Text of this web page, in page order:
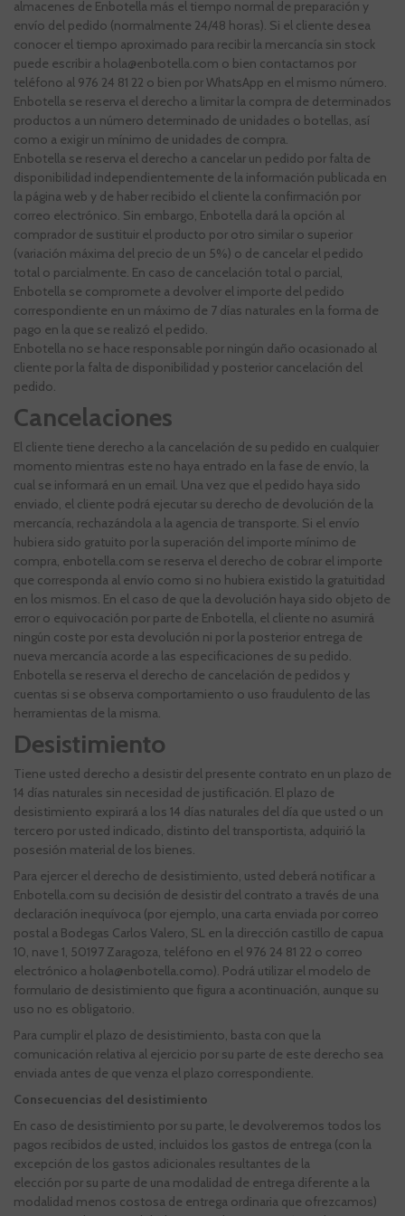
almacenes de Enbotella más el tiempo normal de preparación y
envío del pedido (normalmente 24/48 horas). Si el cliente desea
conocer el tiempo aproximado para recibir la mercancía sin stock
puede escribir a hola@enbotella.com o bien contactarnos por
teléfono al 976 24 81 22 o bien por WhatsApp en el mismo número.
Enbotella se reserva el derecho a limitar la compra de determinados
productos a un número determinado de unidades o botellas, así
como a exigir un mínimo de unidades de compra.
Enbotella se reserva el derecho a cancelar un pedido por falta de
disponibilidad independientemente de la información publicada en
la página web y de haber recibido el cliente la confirmación por
correo electrónico. Sin embargo, Enbotella dará la opción al
comprador de sustituir el producto por otro similar o superior
(variación máxima del precio de un 5%) o de cancelar el pedido
total o parcialmente. En caso de cancelación total o parcial,
Enbotella se compromete a devolver el importe del pedido
correspondiente en un máximo de 7 días naturales en la forma de
pago en la que se realizó el pedido.
Enbotella no se hace responsable por ningún daño ocasionado al
cliente por la falta de disponibilidad y posterior cancelación del
pedido.
Cancelaciones
El cliente tiene derecho a la cancelación de su pedido en cualquier
momento mientras este no haya entrado en la fase de envío, la
cual se informará en un email. Una vez que el pedido haya sido
enviado, el cliente podrá ejecutar su derecho de devolución de la
mercancía, rechazándola a la agencia de transporte. Si el envío
hubiera sido gratuito por la superación del importe mínimo de
compra, enbotella.com se reserva el derecho de cobrar el importe
que corresponda al envío como si no hubiera existido la gratuitidad
en los mismos. En el caso de que la devolución haya sido objeto de
error o equivocación por parte de Enbotella, el cliente no asumirá
ningún coste por esta devolución ni por la posterior entrega de
nueva mercancía acorde a las especificaciones de su pedido.
Enbotella se reserva el derecho de cancelación de pedidos y
cuentas si se observa comportamiento o uso fraudulento de las
herramientas de la misma.
Desistimiento
Tiene usted derecho a desistir del presente contrato en un plazo de
14 días naturales sin necesidad de justificación. El plazo de
desistimiento expirará a los 14 días naturales del día que usted o un
tercero por usted indicado, distinto del transportista, adquirió la
posesión material de los bienes.
Para ejercer el derecho de desistimiento, usted deberá notificar a
Enbotella.com su decisión de desistir del contrato a través de una
declaración inequívoca (por ejemplo, una carta enviada por correo
postal a Bodegas Carlos Valero, SL en la dirección castillo de capua
10, nave 1, 50197 Zaragoza, teléfono en el 976 24 81 22 o correo
electrónico a hola@enbotella.como). Podrá utilizar el modelo de
formulario de desistimiento que figura a acontinuación, aunque su
uso no es obligatorio.
Para cumplir el plazo de desistimiento, basta con que la
comunicación relativa al ejercicio por su parte de este derecho sea
enviada antes de que venza el plazo correspondiente.
Consecuencias del desistimiento
En caso de desistimiento por su parte, le devolveremos todos los
pagos recibidos de usted, incluidos los gastos de entrega (con la
excepción de los gastos adicionales resultantes de la
elección por su parte de una modalidad de entrega diferente a la
modalidad menos costosa de entrega ordinaria que ofrezcamos)